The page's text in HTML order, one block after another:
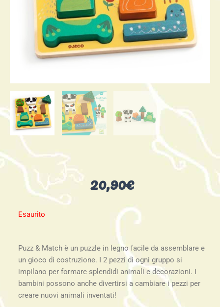
20,90€
Esaurito
Puzz & Match è un puzzle in legno facile da assemblare e
un gioco di costruzione. I 2 pezzi di ogni gruppo si
impilano per formare splendidi animali e decorazioni. I
bambini possono anche divertirsi a cambiare i pezzi per
creare nuovi animali inventati!